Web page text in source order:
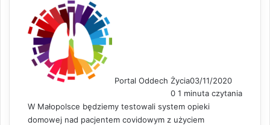
Portal Oddech Życia03/11/2020
0 1 minuta czytania
W Małopolsce będziemy testowali system opieki
domowej nad pacjentem covidowym z użyciem